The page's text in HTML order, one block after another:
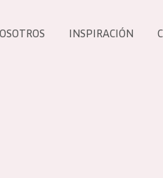
INSPIRACIÓN